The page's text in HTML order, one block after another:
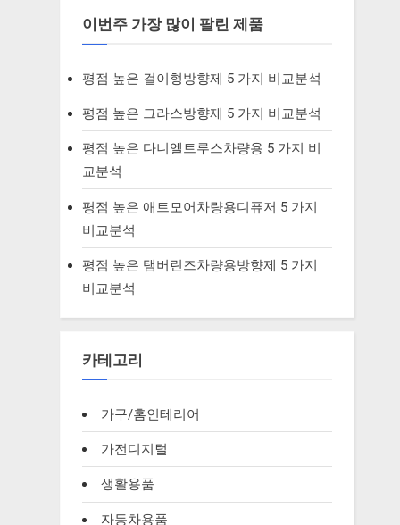
이번주 가장 많이 팔린 제품
평점 높은 걸이형방향제 5 가지 비교분석
평점 높은 그라스방향제 5 가지 비교분석
평점 높은 다니엘트루스차량용 5 가지 비
교분석
평점 높은 애트모어차량용디퓨저 5 가지
비교분석
평점 높은 탬버린즈차량용방향제 5 가지
비교분석
카테고리
가구/홈인테리어
가전디지털
생활용품
자동차용품